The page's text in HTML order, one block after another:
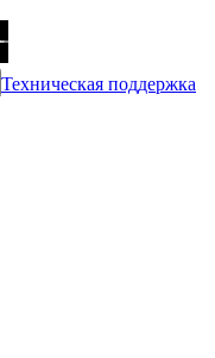
Техническая поддержка